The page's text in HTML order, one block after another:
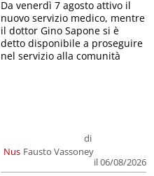
Nus
di
Fausto Vassoney
il 06/08/2026
Da venerdì 7 agosto attivo il
nuovo servizio medico, mentre
il dottor Gino Sapone si è
detto disponibile a proseguire
nel servizio alla comunità